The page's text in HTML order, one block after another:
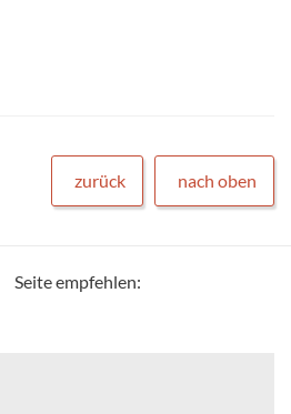
zurück nach oben
Seite empfehlen: